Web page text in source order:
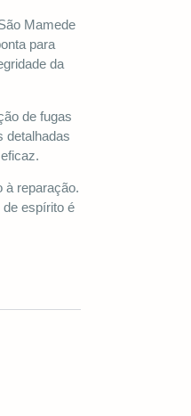
Mamede
para
da
de fugas
detalhadas
à reparação.
espírito é